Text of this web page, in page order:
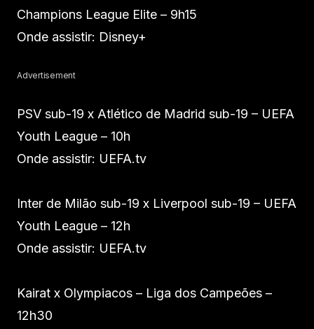
Champions League Elite – 9h15
Onde assistir: Disney+
Advertisement
PSV sub-19 x Atlético de Madrid sub-19 – UEFA
Youth League – 10h
Onde assistir: UEFA.tv
Inter de Milão sub-19 x Liverpool sub-19 – UEFA
Youth League – 12h
Onde assistir: UEFA.tv
Kairat x Olympiacos – Liga dos Campeões –
12h30